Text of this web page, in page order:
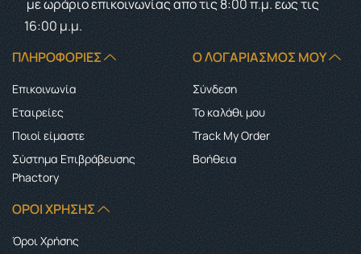
με ωράριο επικοινωνίαςαπο τις 8:00 π.μ. εως τις
16:00 μ.μ.
ΠΛΗΡΟΦΟΡΊΕΣ
Επικοινωνία
Εταιρείες
Ποιοί είμαστε
Σύστημα Επιβράβευσης
Phactory
Ο ΛΟΓΑΡΙΑΣΜΌΣ ΜΟΥ
Σύνδεση
Το καλάθι μου
Track My Order
Boήθεια
ΌΡΟΙ ΧΡΉΣΗΣ
Όροι Χρήσης